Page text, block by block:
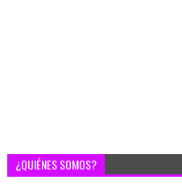
¿QUIÉNES SOMOS?